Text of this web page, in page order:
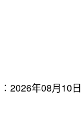
2026年08月10日